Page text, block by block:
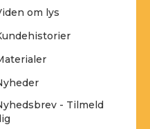
om lys
- Tilmeld